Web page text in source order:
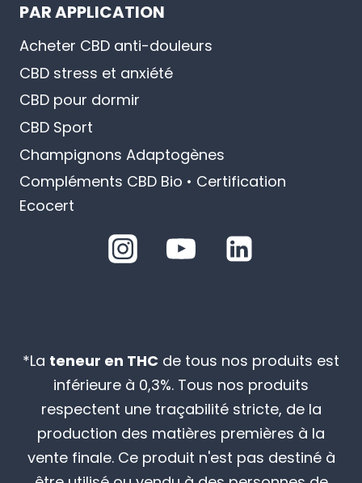
PAR APPLICATION
Acheter CBD anti-douleurs
CBD stress et anxiété
CBD pour dormir
CBD Sport
Champignons Adaptogènes
Compléments CBD Bio • Certification
Ecocert
*La teneur en THC de tous nos produits est
inférieure à 0,3%. Tous nos produits
respectent une traçabilité stricte, de la
production des matières premières à la
vente finale. Ce produit n'est pas destiné à